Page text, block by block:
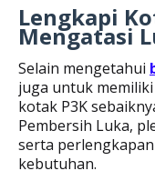
Lengkapi
Mengatasi
Selain mengetahui
juga untuk
kotak P3K
Pembersih Luka,
serta
kebutuhan.